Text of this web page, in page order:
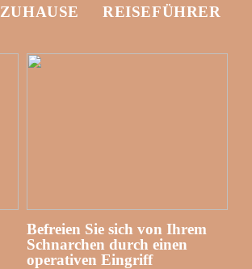
ZUHAUSE REISEFÜHRER
Befreien Sie sich von Ihrem
Schnarchen durch einen
operativen Eingriff